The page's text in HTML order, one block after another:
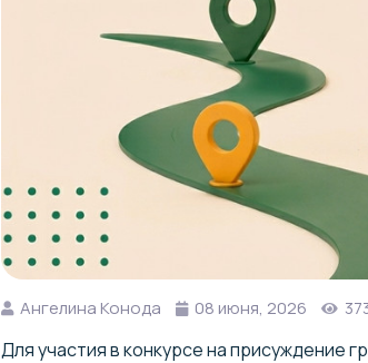
Ангелина Конода 08 июня, 2026
Для участия в конкурсе на присуждение